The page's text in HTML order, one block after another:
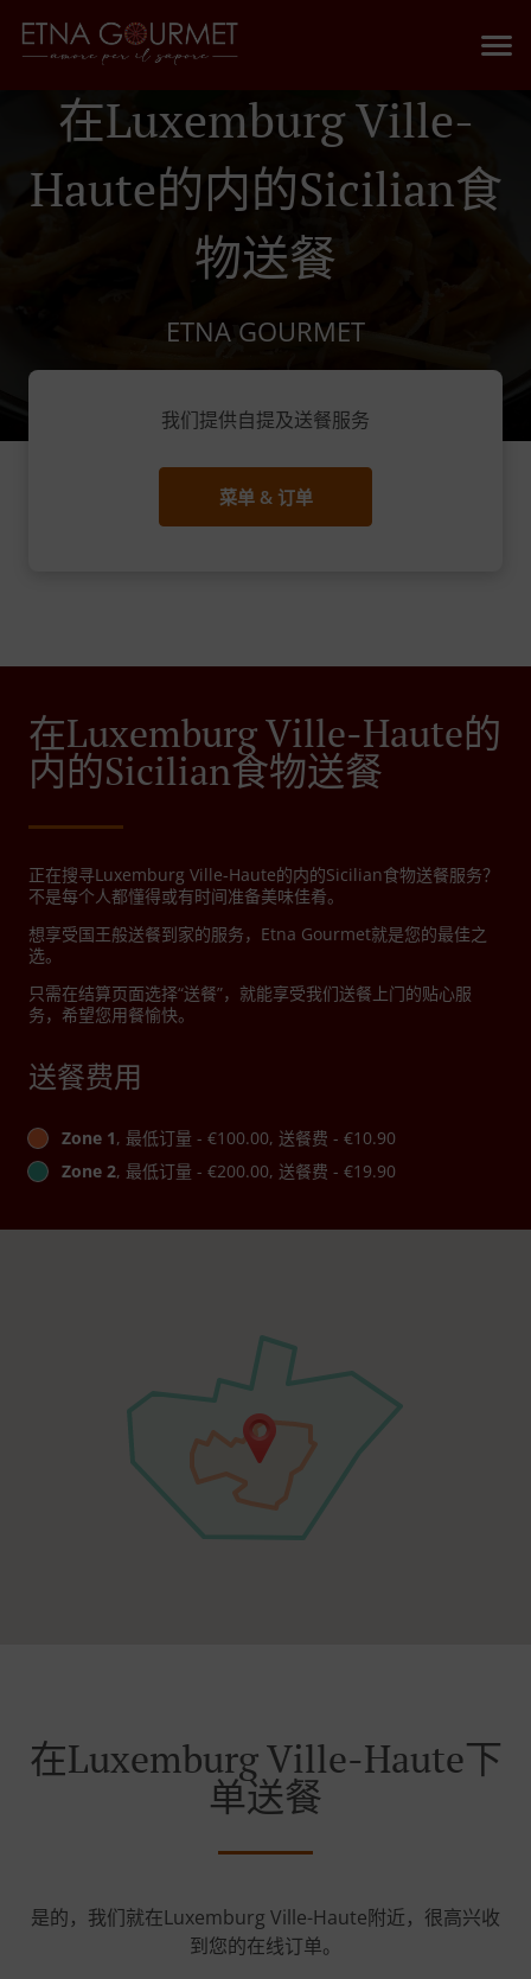
在Luxemburg Ville-
Haute的内的Sicilian食
物送餐
ETNA GOURMET
我们提供自提及送餐服务
菜单 & 订单
在Luxemburg Ville-Haute的
内的Sicilian食物送餐
正在搜寻Luxemburg Ville-Haute的内的Sicilian食物送餐服务？
不是每个人都懂得或有时间准备美味佳肴。
想享受国王般送餐到家的服务，Etna Gourmet就是您的最佳之
选。
只需在结算页面选择“送餐”，就能享受我们送餐上门的贴心服
务，希望您用餐愉快。
送餐费用
Zone 1, 最低订量 - €100.00, 送餐费 - €10.90
Zone 2, 最低订量 - €200.00, 送餐费 - €19.90
在Luxemburg Ville-Haute下
单送餐
是的，我们就在Luxemburg Ville-Haute附近，很高兴收
到您的在线订单。